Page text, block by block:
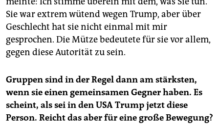
Sie war extrem wütend wegen Trump, aber über
Geschlecht hat sie nicht einmal mit mir
gesprochen. Die Mütze bedeutete für sie vor allem,
gegen diese Autorität zu sein.
Gruppen sind in der Regel dann am stärksten,
wenn sie einen gemeinsamen Gegner haben. Es
scheint, als sei in den USA Trump jetzt diese
Person. Reicht das aber für eine große Bewegung?